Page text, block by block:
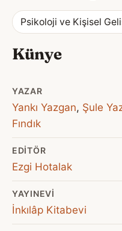
Psikoloji ve Kişisel
Künye
YAZAR
Yankı Yazgan, Şule
Fındık
EDITÖR
Ezgi Hotalak
YAYINEVI
İnkılâp Kitabevi